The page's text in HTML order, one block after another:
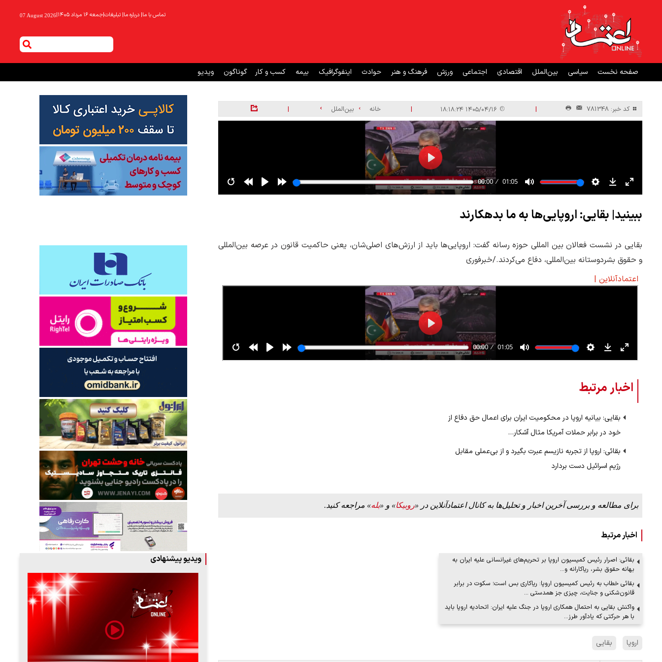
تماس با ما| درباره ما| تبلیغات|جمعه ۱۶ مرداد ۱۴۰۵ |
07 August 2026
صفحه نخست سیاسی بین‌الملل اقتصادی اجتماعی ورزش فرهنگ و هنر حوادث اینفوگرافیک بیمه کسب و کار گوناگون ویدیو
کد خبر: 781348 |
| خانه بین‌الملل |
ببینید| بقایی: اروپایی‌ها به ما بدهکارند
بقایی در نشست فعالان بین المللی حوزه رسانه گفت: اروپایی‌ها باید از ارزش‌های اصلی‌شان، یعنی حاکمیت قانون در عرصه بین‌المللی
و حقوق بشردوستانه بین‌المللی، دفاع می‌کردند./خبرفوری
اعتمادآنلاین |
اخبار مرتبط
بقایی: بیانیه اروپا در محکومیت ایران برای اعمال حق دفاع از
خود در برابر حملات آمریکا مثال آشکار…
بقائی: اروپا از تجربه نازیسم عبرت بگیرد و از بی‌عملی مقابل
رژیم اسرائیل دست بردارد
برای مطالعه و بررسی آخرین اخبار و تحلیل‌ها به کانال اعتمادآنلاین در «روبیکا» و «بله» مراجعه کنید.
اخبار مرتبط
بقائی: اصرار رئیس کمیسیون اروپا بر تحریم‌های غیرانسانی علیه ایران به
بهانه حقوق بشر، ریاکارانه و…
بقائی خطاب به رئیس کمیسیون اروپا: ریاکاری بس است؛ سکوت در برابر
قانون‌شکنی و جنایت، چیزی جز همدستی …
واکنش بقایی به احتمال همکاری اروپا در جنگ علیه ایران: اتحادیه اروپا باید
با هر حرکتی که یادآور طرز…
اروپا بقایی
ویدیو پیشنهادی